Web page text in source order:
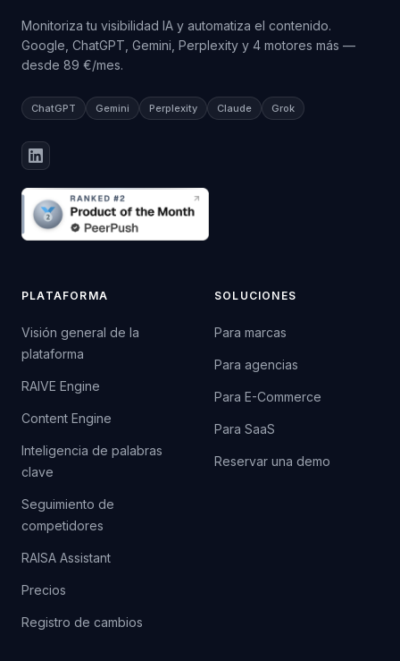
Monitoriza tu visibilidad IA y automatiza el contenido.
Google, ChatGPT, Gemini, Perplexity y 4 motores más —
desde 89 €/mes.
ChatGPT Gemini Perplexity Claude Grok
PLATAFORMA
Visión general de la
plataforma
RAIVE Engine
Content Engine
Inteligencia de palabras
clave
Seguimiento de
competidores
RAISA Assistant
Precios
Registro de cambios
SOLUCIONES
Para marcas
Para agencias
Para E-Commerce
Para SaaS
Reservar una demo